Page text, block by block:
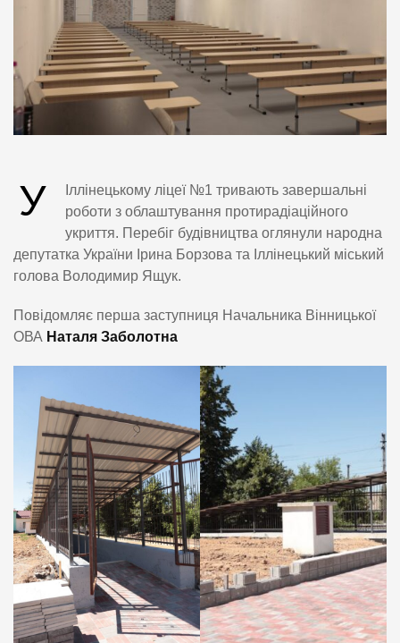
У
Іллінецькому ліцеї №1 тривають завершальні
роботи з облаштування протирадіаційного
укриття. Перебіг будівництва оглянули народна
депутатка України Ірина Борзова та Іллінецький міський
голова Володимир Ящук.
Повідомляє перша заступниця Начальника Вінницької
ОВА Наталя Заболотна